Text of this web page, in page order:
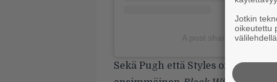
A post shared by Olivia
Sekä Pugh että Styles on nähty
Jotkin
oikeutettu
välilehdellä.